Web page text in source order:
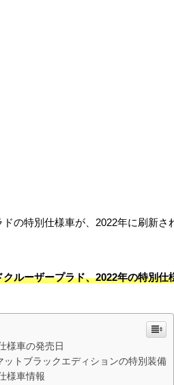
の特別仕様車が、2022年に刷新さ
ルーザープラド、2022年の特別
様車の発売日
ットブラックエディションの特別装備
様車情報